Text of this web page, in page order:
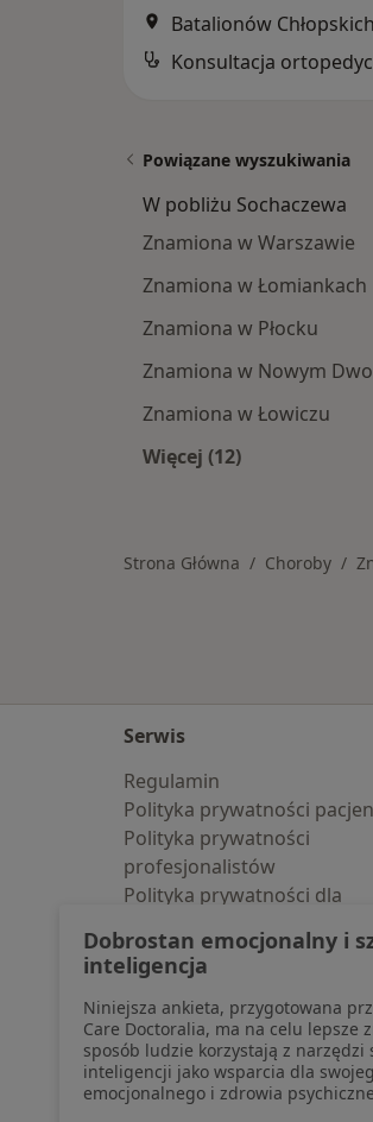
Batalionów
Konsultacja
Powiązane wyszukiwania
W pobliżu Sochaczewa
Znamiona w Warszawie
Znamiona w Łomiankach
Znamiona w Płocku
Znamiona w Nowym
Znamiona w Łowiczu
Więcej (12)
Strona Główna Choroby
Serwis
Regulamin
Polityka prywatności
Polityka prywatności
profesjonalistów
Polityka prywatności dla
pozyskaliśmy samodzielnie
Polityka cookies
Jak działają wyniki
Dostępność
O nas
Praca Rekrutujemy!
Dobrostan emocjonalny i
inteligencja
Niniejsza ankieta, przygotowana
Care Doctoralia, ma na celu lepsze
sposób ludzie korzystają z narzędzi
inteligencji jako wsparcia dla
emocjonalnego i zdrowia